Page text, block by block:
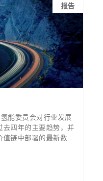
报告
能委员会对行业发展
去四年的主要趋势，并
值链中部署的最新数